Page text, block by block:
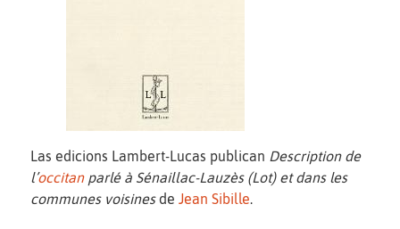
Las edicions Lambert-Lucas publican Description de
l’occitanparlé à Sénaillac-Lauzès (Lot) et dans les
communes voisinesde Jean Sibille.